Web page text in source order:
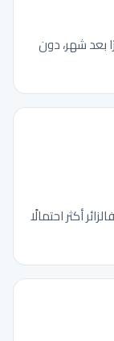
بعد شهر، دون
أكثر احتمالًا